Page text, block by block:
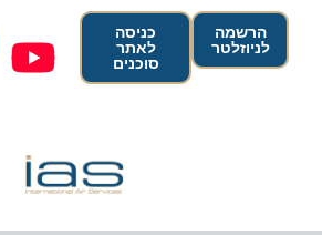
הרשמה
לניוזלטר
כניסה
לאתר
סוכנים